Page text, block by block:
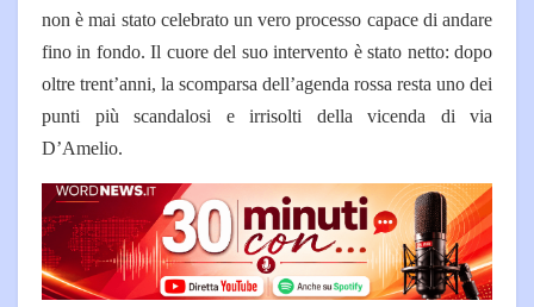
non è mai stato celebrato un vero processo capace di andare
fino in fondo. Il cuore del suo intervento è stato netto: dopo
oltre trent’anni, la scomparsa dell’agenda rossa resta uno dei
punti più scandalosi e irrisolti della vicenda di via
D’Amelio.